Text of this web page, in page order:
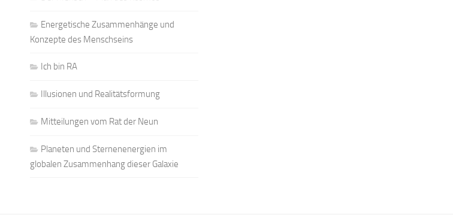
Energetische Zusammenhänge und
Konzepte des Menschseins
Ich bin RA
Illusionen und Realitätsformung
Mitteilungen vom Rat der Neun
Planeten und Sternenenergien im
globalen Zusammenhang dieser Galaxie